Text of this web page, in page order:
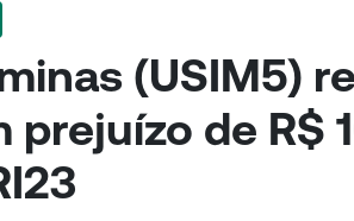
(USIM5)
prejuízo de R$